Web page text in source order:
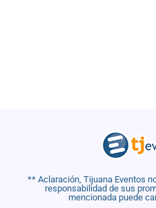
** Aclaración, Tijuana Eventos
responsabilidad de sus
mencionada puede